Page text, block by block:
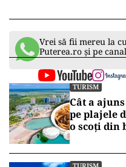
Vrei să fii mereu la
Puterea.ro și pe
TURISM
Cât a
pe plajele
o scoți din
Nord